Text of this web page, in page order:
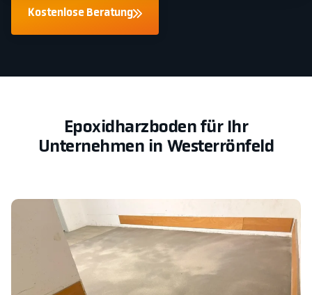
Kostenlose Beratung
Epoxidharzboden für Ihr
Unternehmen in Westerrönfeld